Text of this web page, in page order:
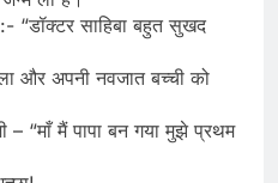
साहिबा बहुत सुखद
और अपनी नवजात बच्ची को
“माँ मैं पापा बन गया मुझे प्रथम